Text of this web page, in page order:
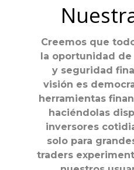
Creemos que
la oportunidad
y seguridad
visión es
herramientas
haciéndolas
inversores
solo para
traders